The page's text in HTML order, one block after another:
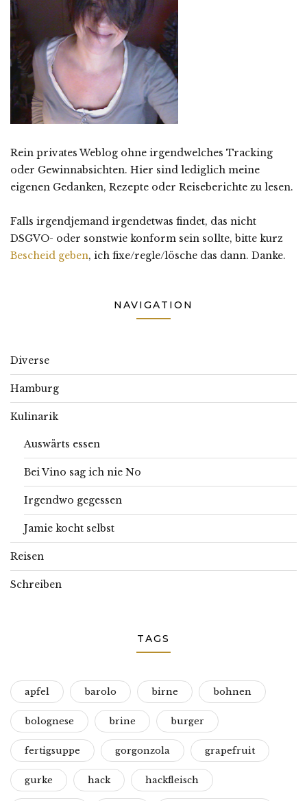
Rein privates Weblog ohne irgendwelches Tracking
oder Gewinnabsichten. Hier sind lediglich meine
eigenen Gedanken, Rezepte oder Reiseberichte zu lesen.
Falls irgendjemand irgendetwas findet, das nicht
DSGVO- oder sonstwie konform sein sollte, bitte kurz
Bescheid geben, ich fixe/regle/lösche das dann. Danke.
NAVIGATION
Diverse
Hamburg
Kulinarik
Auswärts essen
Bei Vino sag ich nie No
Irgendwo gegessen
Jamie kocht selbst
Reisen
Schreiben
TAGS
apfel barolo birne bohnen
bolognese brine burger
fertigsuppe gorgonzola grapefruit
gurke hack hackfleisch